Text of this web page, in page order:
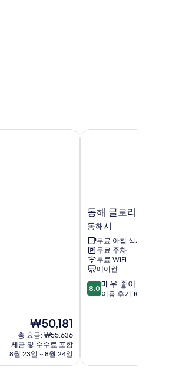
현
재
요
금
₩50,181
₩50,181
총 요금: ₩55,636
세금 및 수수료 포함
8월 23일 ~ 8월 24일
동
해
글
로
리
아
호
텔
동
동해 글로리아 호텔
동해시
무료 아침 식사
무료 주차
무료 WiFi
에어컨
10
점
8.0 매우 좋아요
이용 후기 100개
동해 글로리아 호텔